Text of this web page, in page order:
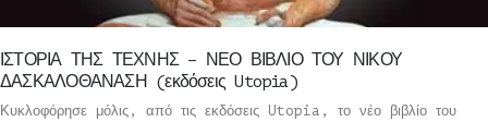
ΙΣΤΟΡΙΑ ΤΗΣ ΤΕΧΝΗΣ – ΝΕΟ ΒΙΒΛΙΟ ΤΟΥ ΝΙΚΟΥ
ΔΑΣΚΑΛΟΘΑΝΑΣΗ (εκδόσεις Utopia)
Κυκλοφόρησε μόλις, από τις εκδόσεις Utopia, το νέο βιβλίο του